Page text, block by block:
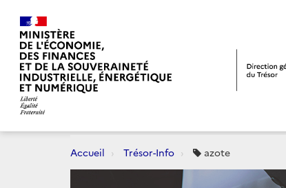
Accueil Trésor-Info azote